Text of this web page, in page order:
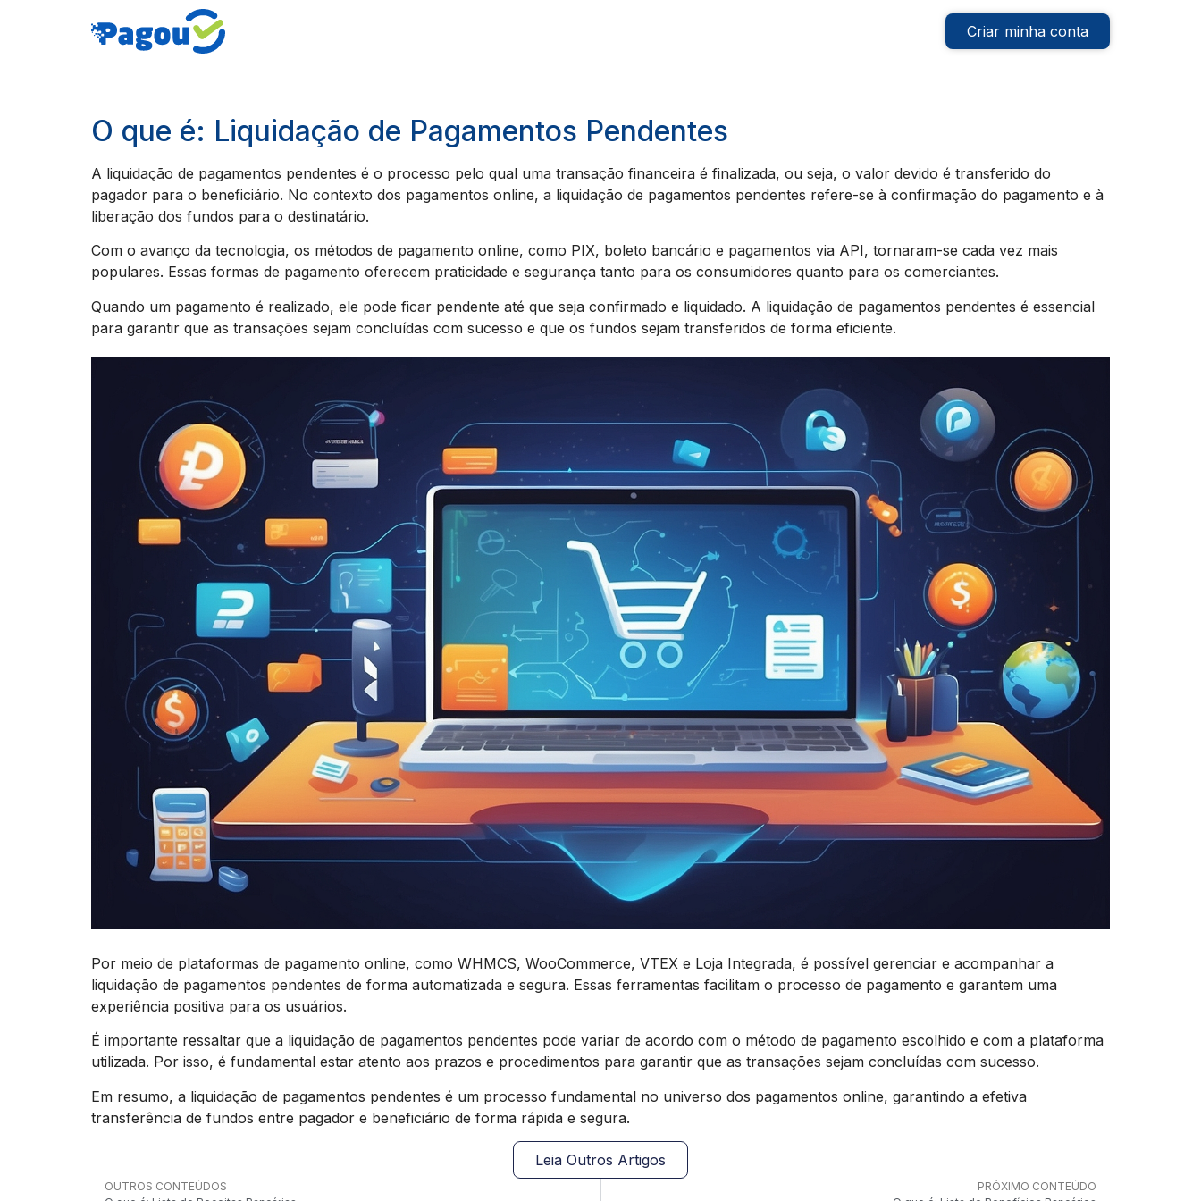
Criar minha conta
O que é: Liquidação de Pagamentos Pendentes
A liquidação de pagamentos pendentes é o processo pelo qual uma transação financeira é finalizada, ou seja, o valor devido é transferido do
pagador para o beneficiário. No contexto dos pagamentos online, a liquidação de pagamentos pendentes refere-se à confirmação do pagamento e à
liberação dos fundos para o destinatário.
Com o avanço da tecnologia, os métodos de pagamento online, como PIX, boleto bancário e pagamentos via API, tornaram-se cada vez mais
populares. Essas formas de pagamento oferecem praticidade e segurança tanto para os consumidores quanto para os comerciantes.
Quando um pagamento é realizado, ele pode ficar pendente até que seja confirmado e liquidado. A liquidação de pagamentos pendentes é essencial
para garantir que as transações sejam concluídas com sucesso e que os fundos sejam transferidos de forma eficiente.
Por meio de plataformas de pagamento online, como WHMCS, WooCommerce, VTEX e Loja Integrada, é possível gerenciar e acompanhar a
liquidação de pagamentos pendentes de forma automatizada e segura. Essas ferramentas facilitam o processo de pagamento e garantem uma
experiência positiva para os usuários.
É importante ressaltar que a liquidação de pagamentos pendentes pode variar de acordo com o método de pagamento escolhido e com a plataforma
utilizada. Por isso, é fundamental estar atento aos prazos e procedimentos para garantir que as transações sejam concluídas com sucesso.
Em resumo, a liquidação de pagamentos pendentes é um processo fundamental no universo dos pagamentos online, garantindo a efetiva
transferência de fundos entre pagador e beneficiário de forma rápida e segura.
Leia Outros Artigos
OUTROS CONTEÚDOS
PRÓXIMO CONTEÚDO